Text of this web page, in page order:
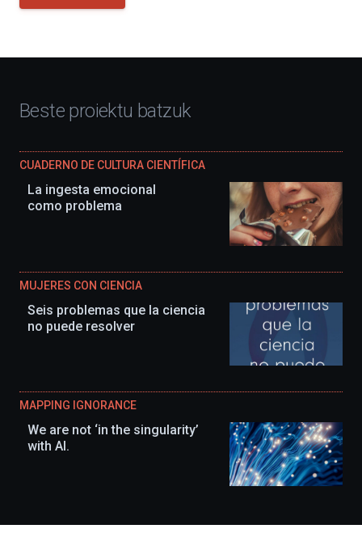
Beste proiektu batzuk
CUADERNO DE CULTURA CIENTÍFICA
La ingesta emocional
como problema
MUJERES CON CIENCIA
Seis problemas que la ciencia
no puede resolver
MAPPING IGNORANCE
We are not ‘in the singularity’
with AI.